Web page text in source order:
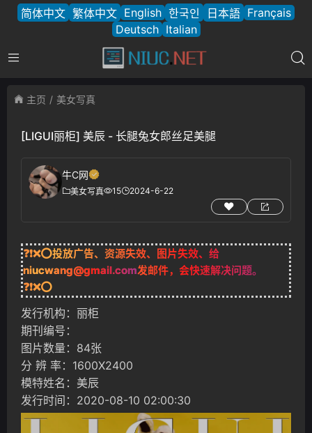
简体中文 繁体中文 English 한국인 日本語 Français
Deutsch Italian
主页 美女写真
[LIGUI丽柜] 美辰 - 长腿兔女郎丝足美腿
牛C网
美女写真 15 2024-6-22
❓❗❌⭕投放广告、资源失效、图片失效、给
niucwang@gmail.com发邮件，会快速解决问题。
❓❗❌⭕
发行机构：丽柜
期刊编号：
图片数量：84张
分 辨 率：1600X2400
模特姓名：美辰
发行时间：2020-08-10 02:00:30